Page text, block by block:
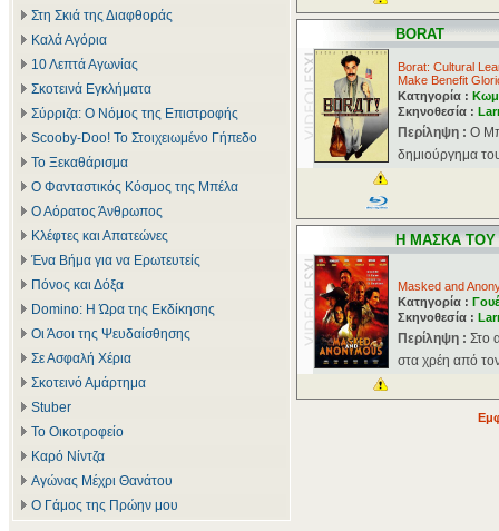
Στη Σκιά της Διαφθοράς
Καλά Αγόρια
10 Λεπτά Αγωνίας
Σκοτεινά Εγκλήματα
Σύρριζα: Ο Νόμος της Επιστροφής
Scooby-Doo! Το Στοιχειωμένο Γήπεδο
Το Ξεκαθάρισμα
Ο Φανταστικός Κόσμος της Μπέλα
Ο Αόρατος Άνθρωπος
Κλέφτες και Απατεώνες
Ένα Βήμα για να Ερωτευτείς
Πόνος και Δόξα
Domino: Η Ώρα της Εκδίκησης
Οι Άσοι της Ψευδαίσθησης
Σε Ασφαλή Χέρια
Σκοτεινό Αμάρτημα
Stuber
Το Οικοτροφείο
Καρό Νίντζα
Αγώνας Μέχρι Θανάτου
Ο Γάμος της Πρώην μου
BORAT
Borat: Cultural
Make Benefit
Κατηγορία :
Σκηνοθεσία :
Περίληψη : O
δημιούργημα
Η ΜΑΣΚΑ
Masked and
Κατηγορία :
Σκηνοθεσία :
Περίληψη : Στο
στα χρέη από